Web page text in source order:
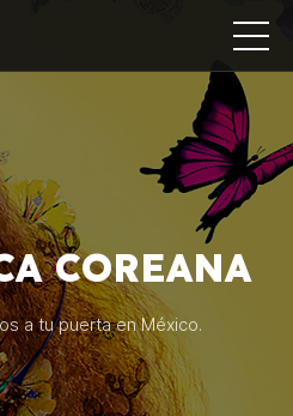
COREANA
a tu puerta en México.